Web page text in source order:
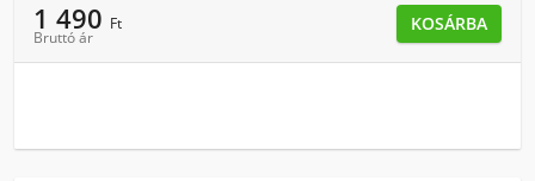
1 490 Ft
Bruttó ár
KOSÁRBA